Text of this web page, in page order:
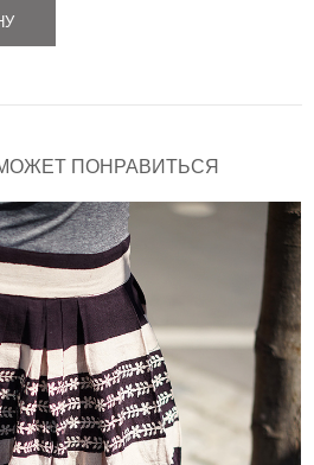
ПОНРАВИТЬСЯ